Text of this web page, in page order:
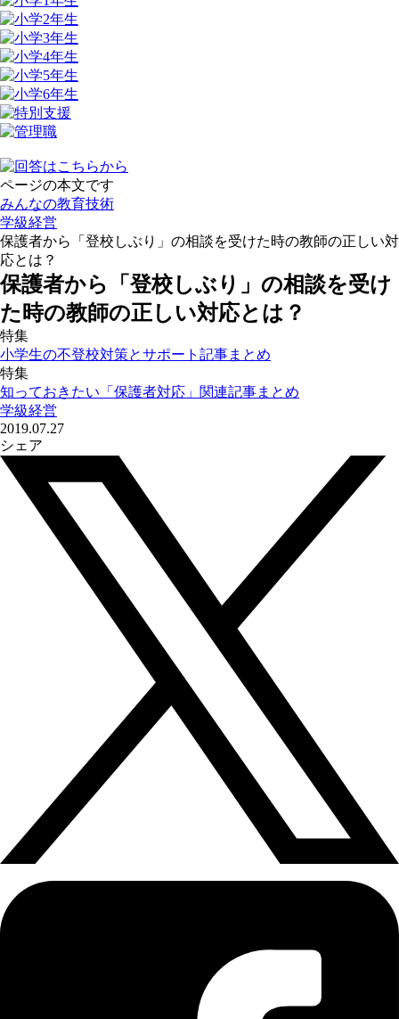
ページの本文です
みんなの教育技術
学級経営
保護者から「登校しぶり」の相談を受けた時の教師の正しい対
応とは？
保護者から「登校しぶり」の相談を受け
た時の教師の正しい対応とは？
特集
小学生の不登校対策とサポート記事まとめ
特集
知っておきたい「保護者対応」関連記事まとめ
学級経営
2019.07.27
シェア